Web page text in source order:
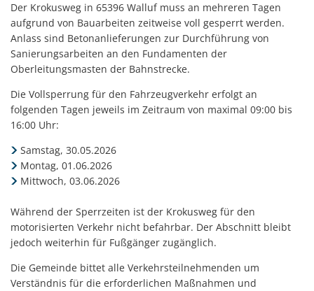
Der Krokusweg in 65396 Walluf muss an mehreren Tagen
aufgrund von Bauarbeiten zeitweise voll gesperrt werden.
Anlass sind Betonanlieferungen zur Durchführung von
Sanierungsarbeiten an den Fundamenten der
Oberleitungsmasten der Bahnstrecke.
Die Vollsperrung für den Fahrzeugverkehr erfolgt an
folgenden Tagen jeweils im Zeitraum von maximal 09:00 bis
16:00 Uhr:
Samstag, 30.05.2026
Montag, 01.06.2026
Mittwoch, 03.06.2026
Während der Sperrzeiten ist der Krokusweg für den
motorisierten Verkehr nicht befahrbar. Der Abschnitt bleibt
jedoch weiterhin für Fußgänger zugänglich.
Die Gemeinde bittet alle Verkehrsteilnehmenden um
Verständnis für die erforderlichen Maßnahmen und